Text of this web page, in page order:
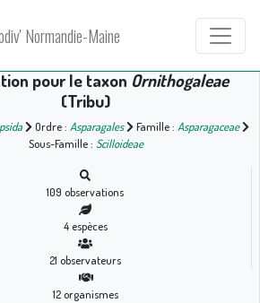
Normandie-Maine
pour le taxon Ornithogaleae
(Tribu)
Ordre : Asparagales Famille : Asparagaceae
Sous-Famille : Scilloideae
109 observations
4espèces
21 observateurs
12organismes